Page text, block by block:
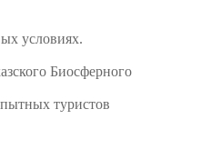
условиях.
Биосферного
туристов